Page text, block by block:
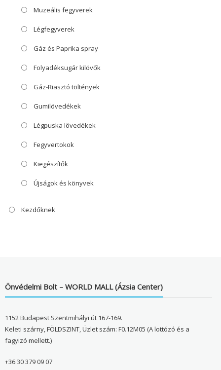
Muzeális fegyverek
Légfegyverek
Gáz és Paprika spray
Folyadéksugár kilövők
Gáz-Riasztó töltények
Gumilövedékek
Légpuska lövedékek
Fegyvertokok
Kiegészítők
Újságok és könyvek
Kezdőknek
Önvédelmi Bolt – WORLD MALL (Ázsia Center)
1152 Budapest Szentmihályi út 167-169.
Keleti szárny, FÖLDSZINT, Üzlet szám: F0.12M05 (A lottózó és a
fagyizó mellett.)
+36 30 379 09 07